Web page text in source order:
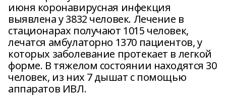
июня коронавирусная инфекция
выявлена у 3832 человек. Лечение в
стационарах получают 1015 человек,
лечатся амбулаторно 1370 пациентов, у
которых заболевание протекает в легкой
форме. В тяжелом состоянии находятся 30
человек, из них 7 дышат с помощью
аппаратов ИВЛ.